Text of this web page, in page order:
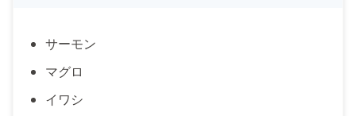
サーモン
マグロ
イワシ